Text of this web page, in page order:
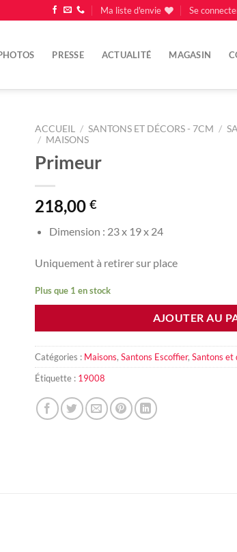
Ma liste d'envie Se
PRESSE ACTUALITÉ MAGASIN
ACCUEIL / SANTONS ET DÉCORS - 7CM /
/ MAISONS
Primeur
218,00 €
Dimension : 23 x 19 x 24
Uniquement à retirer sur place
Plus que 1 en stock
AJOUTER AU
Catégories : Maisons, Santons Escoffier, Santons et
Étiquette : 19008